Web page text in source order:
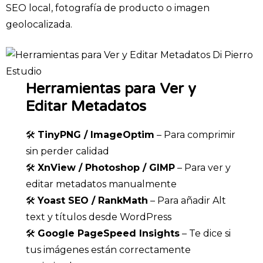
SEO local, fotografía de producto o imagen
geolocalizada.
Herramientas para Ver y
Editar Metadatos
🛠️ TinyPNG / ImageOptim – Para comprimir
sin perder calidad
🛠️XnView / Photoshop / GIMP – Para ver y
editar metadatos manualmente
🛠️Yoast SEO / RankMath – Para añadir Alt
text y títulos desde WordPress
🛠️ Google PageSpeed Insights – Te dice si
tus imágenes están correctamente